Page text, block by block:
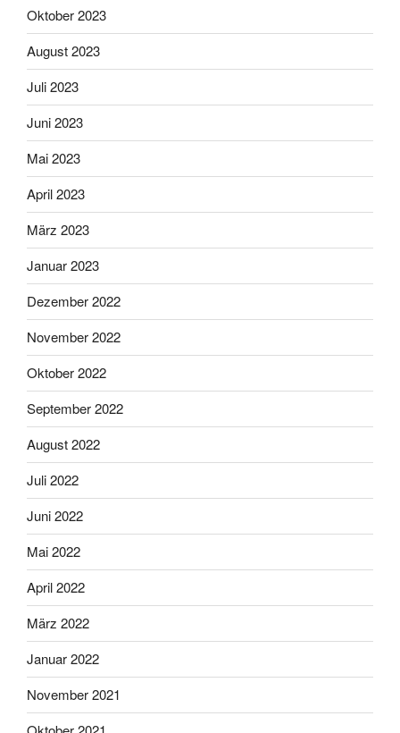
Oktober 2023
August 2023
Juli 2023
Juni 2023
Mai 2023
April 2023
März 2023
Januar 2023
Dezember 2022
November 2022
Oktober 2022
September 2022
August 2022
Juli 2022
Juni 2022
Mai 2022
April 2022
März 2022
Januar 2022
November 2021